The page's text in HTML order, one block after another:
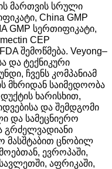
მართვის სრული
China GMP
GMP სერთიფიკატი,
CEP
შემოწმება. Veyong–
და ტექნიკური
ჩვენს კომპანიამ
მხრიდან საიმედოობა
ხარისხით,
და შემდგომი
და სამეცნიერო
გრძელვადიანი
მასშტაბით ცნობილ
ევროპაში,
აფრიკაში,